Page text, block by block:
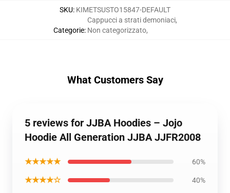
SKU: KIMETSUSTO15847-DEFAULT
Categorie:
Cappucci a strati demoniaci,
Non categorizzato,
What Customers Say
5 reviews for JJBA Hoodies – Jojo
Hoodie All Generation JJBA JJFR2008
★★★★★ 60%
★★★★☆ 40%